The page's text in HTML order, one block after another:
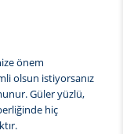
önem
olsun istiyorsanız
Güler yüzlü,
hiç